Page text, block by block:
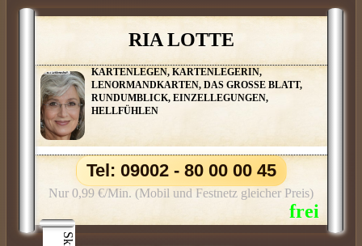
RIA LOTTE
KARTENLEGEN, KARTENLEGERIN,
LENORMANDKARTEN, DAS GROSSE BLATT,
RUNDUMBLICK, EINZELLEGUNGEN,
HELLFÜHLEN
Tel: 09002 - 80 00 00 45
Nur 0,99 €/Min. (Mobil und Festnetz gleicher Preis)